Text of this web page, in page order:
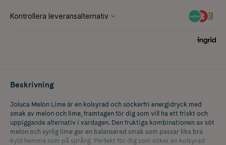
Beskrivning
Joluca Melon Lime är en kolsyrad och sockerfri energidryck med
smak av melon och lime, framtagen för dig som vill ha ett friskt och
uppiggande alternativ i vardagen. Den fruktiga kombinationen av söt
melon och syrlig lime ger en balanserad smak som passar lika bra
kyld hemma som på språng. Perfekt för dig som söker en kolsyrad